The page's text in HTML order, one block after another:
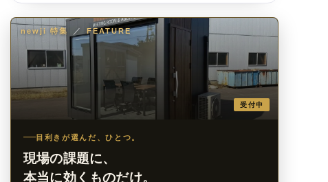
newji 特集 ／ FEATURE
受付中
目利きが選んだ、ひとつ。
現場の課題に、
本当に効くものだけ。